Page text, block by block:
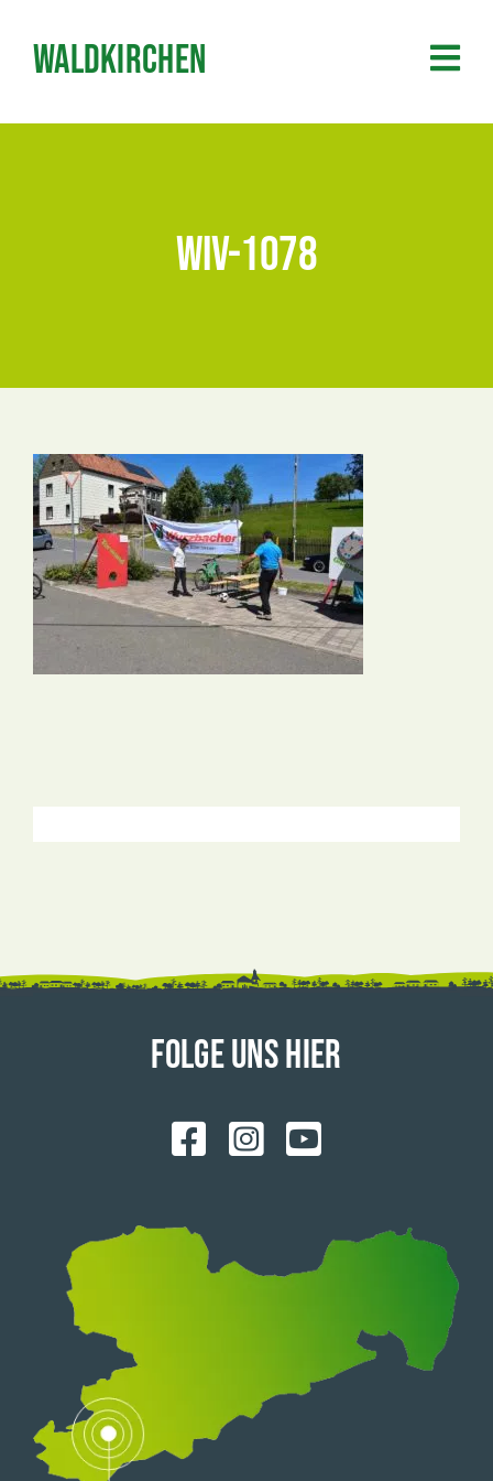
Inhalt
springen
Waldkirchen
wiv-1078
FOLGE UNS HIER